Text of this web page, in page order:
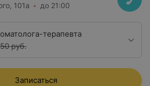
101а до 21:00
терапевта
50 руб.
Записаться